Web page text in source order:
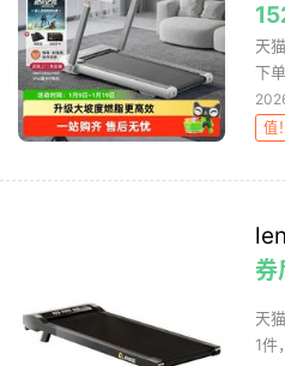
天
下
值
券
天
1件